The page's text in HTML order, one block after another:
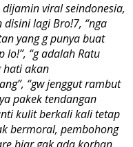
viral seindonesia,
lagi Bro!7, “nga
yang g punya buat
“g adalah Ratu
hati akan
“gw jenggut rambut
pakek tendangan
kulit berkali kali tetap
bermoral, pembohong